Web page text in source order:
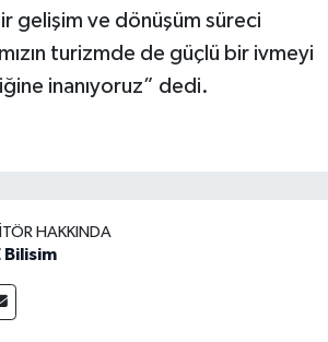
geli­şim ve dönüşüm süreci
turizmde de güçlü bir ivmeyi
inanıyoruz” dedi.
HAKKINDA
Bilisim